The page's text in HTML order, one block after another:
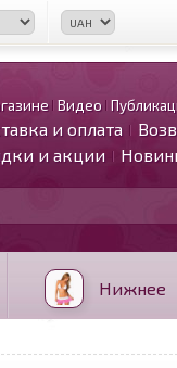
Видео
и оплата
и акции
Нижнее